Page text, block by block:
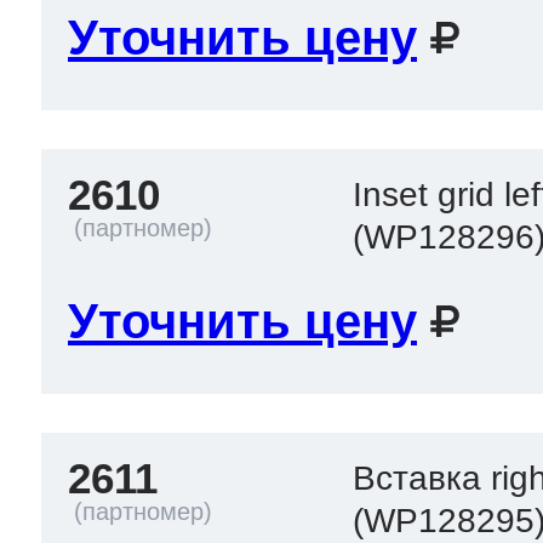
Уточнить цену
2610
Inset grid
Уточнить цену
2611
Вставка